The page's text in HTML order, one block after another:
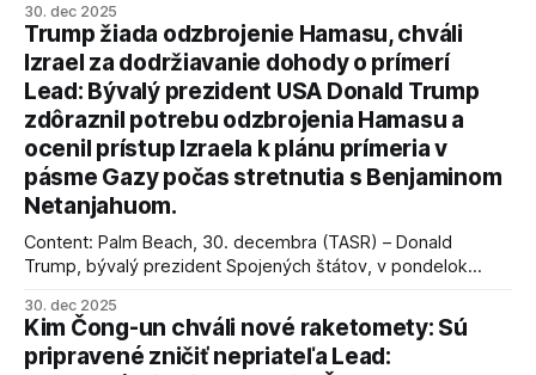
30. dec 2025
Trump žiada odzbrojenie Hamasu, chváli
Izrael za dodržiavanie dohody o prímerí
Lead: Bývalý prezident USA Donald Trump
zdôraznil potrebu odzbrojenia Hamasu a
ocenil prístup Izraela k plánu prímeria v
pásme Gazy počas stretnutia s Benjaminom
Netanjahuom.
Content: Palm Beach, 30. decembra (TASR) – Donald
Trump, bývalý prezident Spojených štátov, v pondelok
kľúčové pre úspešné dosiahnutie prímeria v Gaze. Agentúra
AFP informuje, že Trump vyjadril presvedčenie, že Izrael plní
podmienky dohody o prí
30. dec 2025
Kim Čong-un chváli nové raketomety: Sú
pripravené zničiť nepriateľa Lead: